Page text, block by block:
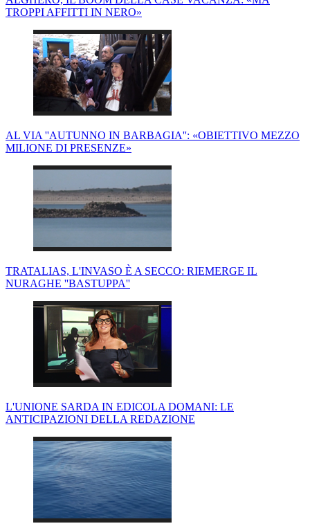
TROPPI AFFITTI IN NERO»
AL VIA ''AUTUNNO IN BARBAGIA'': «OBIETTIVO MEZZO
MILIONE DI PRESENZE»
TRATALIAS, L'INVASO È A SECCO: RIEMERGE IL
NURAGHE ''BASTUPPA''
L'UNIONE SARDA IN EDICOLA DOMANI: LE
ANTICIPAZIONI DELLA REDAZIONE